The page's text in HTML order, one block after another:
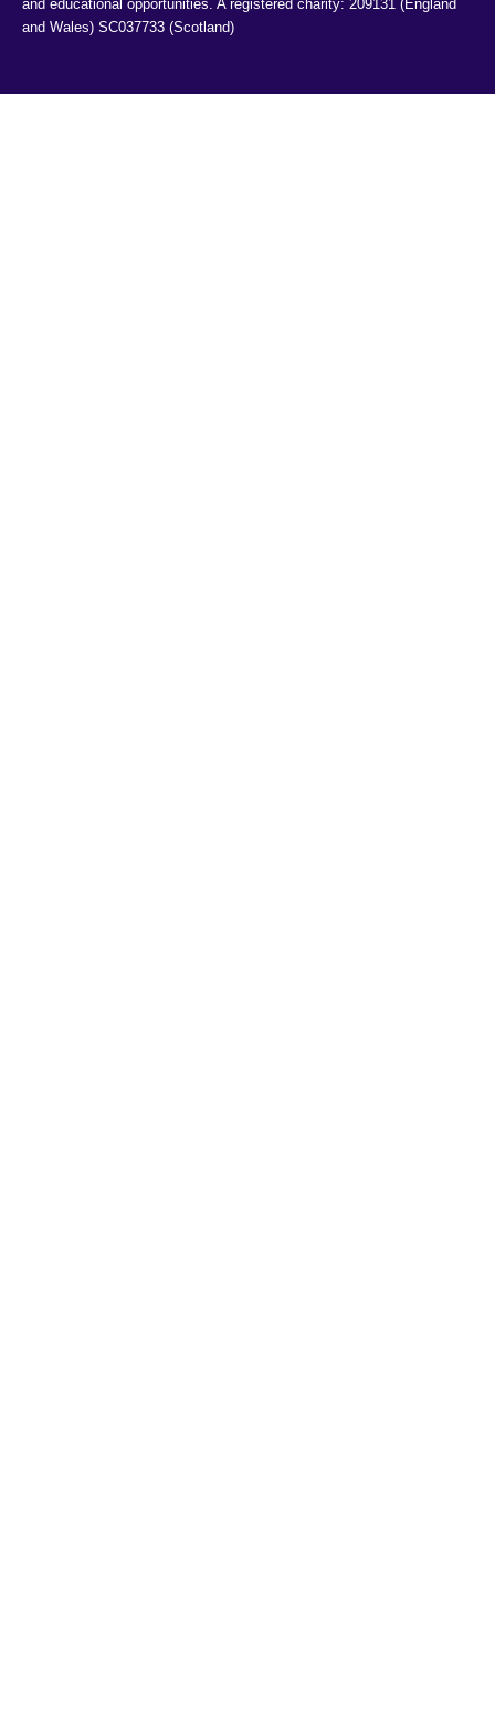
and educational opportunities. A registered charity: 209131 (England
and Wales) SC037733 (Scotland)